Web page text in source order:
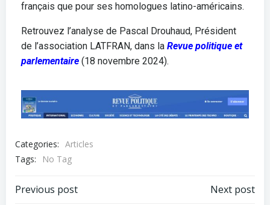
français que pour ses homologues latino-américains.
Retrouvez l’analyse de Pascal Drouhaud, Président
de l’association LATFRAN, dans la Revue politique et
parlementaire (18 novembre 2024).
Categories: Articles
Tags:
No Tag
Previous post Next post